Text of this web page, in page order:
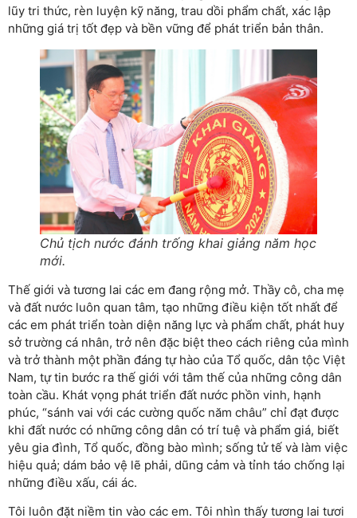
lũy tri thức, rèn luyện kỹ năng, trau dồi phẩm chất, xác lập
những giá trị tốt đẹp và bền vững để phát triển bản thân.
Chủ tịch nước đánh trống khai giảng năm học
mới.
Thế giới và tương lai các em đang rộng mở. Thầy cô, cha mẹ
và đất nước luôn quan tâm, tạo những điều kiện tốt nhất để
các em phát triển toàn diện năng lực và phẩm chất, phát huy
sở trường cá nhân, trở nên đặc biệt theo cách riêng của mình
và trở thành một phần đáng tự hào của Tổ quốc, dân tộc Việt
Nam, tự tin bước ra thế giới với tâm thế của những công dân
toàn cầu. Khát vọng phát triển đất nước phồn vinh, hạnh
phúc, “sánh vai với các cường quốc năm châu” chỉ đạt được
khi đất nước có những công dân có trí tuệ và phẩm giá, biết
yêu gia đình, Tổ quốc, đồng bào mình; sống tử tế và làm việc
hiệu quả; dám bảo vệ lẽ phải, dũng cảm và tỉnh táo chống lại
những điều xấu, cái ác.
Tôi luôn đặt niềm tin vào các em. Tôi nhìn thấy tương lai tươi